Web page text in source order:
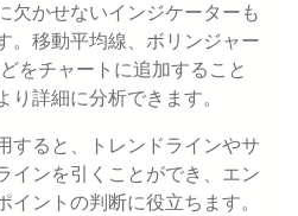
欠かせないインジケーターも
。移動平均線、ボリンジャー
をチャートに追加すること
詳細に分析できます。
すると、トレンドラインやサ
インを引くことができ、エン
イントの判断に役立ちます。